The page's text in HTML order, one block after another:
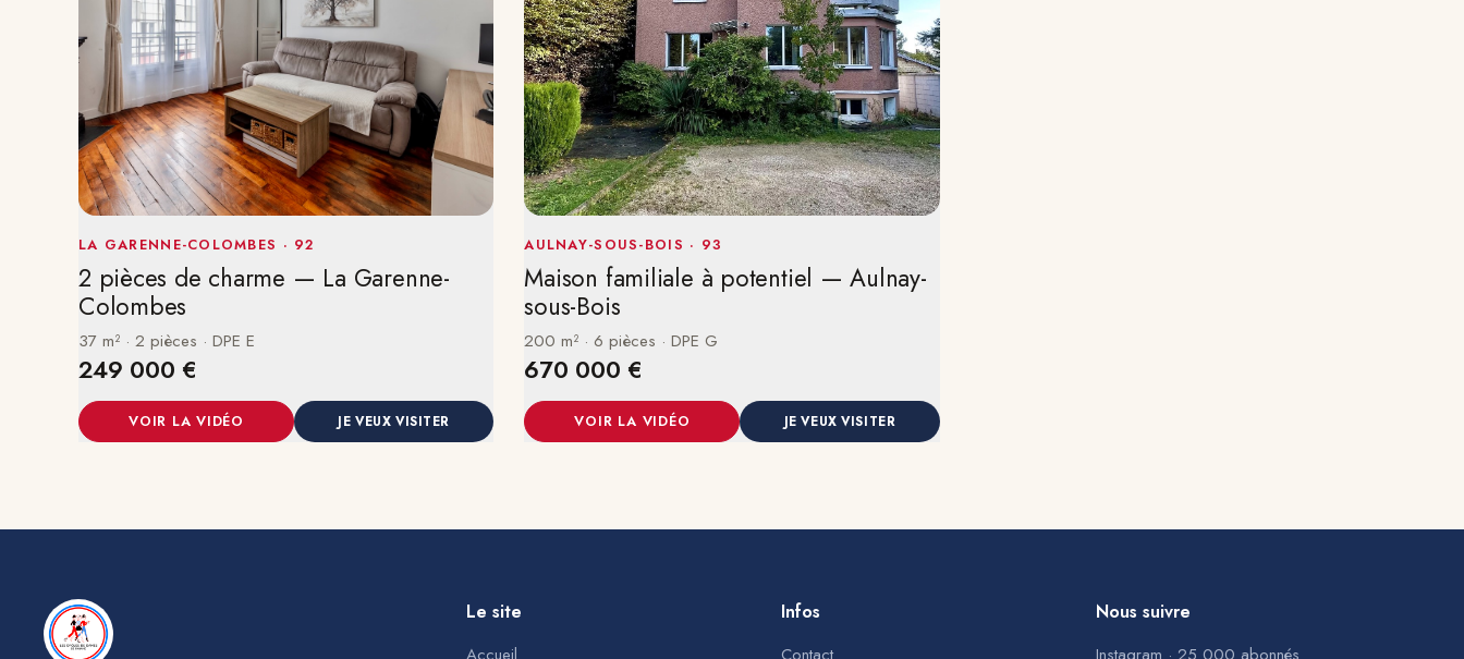
LA GARENNE-COLOMBES · 92
2 pièces de charme — La Garenne-
Colombes
37 m² · 2 pièces · DPE E
249 000 €
VOIR LA VIDÉO JE VEUX VISITER
AULNAY-SOUS-BOIS · 93
Maison familiale à potentiel — Aulnay-
sous-Bois
200 m² · 6 pièces · DPE G
670 000 €
VOIR LA VIDÉO JE VEUX VISITER
Le site Infos Nous suivre